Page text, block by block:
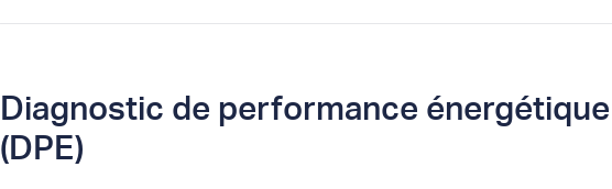
Diagnostic de performance énergétique
(DPE)